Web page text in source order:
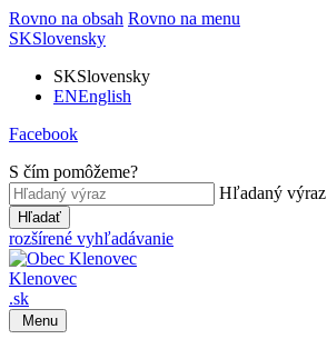
Rovno na obsah Rovno na menu
SKSlovensky
SKSlovensky
ENEnglish
Facebook
S čím pomôžeme?
Hľadaný výraz
Hľadať
rozšírené vyhľadávanie
Klenovec
.sk
Menu